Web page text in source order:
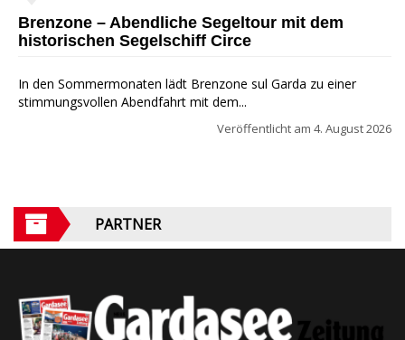
Brenzone – Abendliche Segeltour mit dem
historischen Segelschiff Circe
In den Sommermonaten lädt Brenzone sul Garda zu einer
stimmungsvollen Abendfahrt mit dem...
Veröffentlicht am 4. August 2026
PARTNER